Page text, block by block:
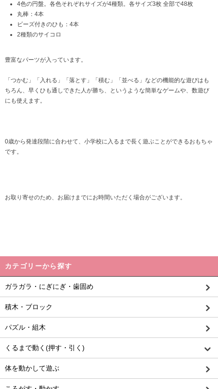
4色の円盤。各色それぞれサイズが4種類。各サイズ3枚 全部で48枚
丸棒：4本
ビーズ付きのひも：4本
2種類のサイコロ
豊富なパーツが入っています。
「つかむ」「入れる」「落とす」「積む」「並べる」などの機能的な遊びはも
ちろん、早くひも通しできた人が勝ち、というような簡単なゲームや、数遊び
にも使えます。
0歳から発達段階に合わせて、小学校に入るまで長く遊ぶことができるおもちゃ
です。
お取り寄せのため、お届けまでにお時間いただく場合がございます。
カテゴリーから探す
ガラガラ・にぎにぎ・歯固め
積木・ブロック
パズル・組木
くるまで動く(押す・引く)
体を動かして遊ぶ